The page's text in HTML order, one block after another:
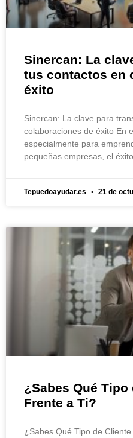
Sinercan: La
tus contactos en
éxito
Sinercan: La clave para
colaboraciones de éxito En
especialmente para
pequeñas empresas, el
Tepuedoayudar.es 21 de
¿Sabes Qué
Frente a Ti?
¿Sabes Qué Tipo de